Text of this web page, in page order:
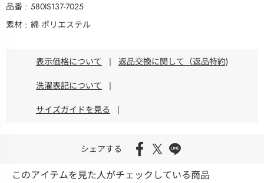
品番
580IS137-7025
素材
綿 ポリエステル
表示価格について | 返品交換に関して（返品特約)
洗濯表記について |
サイズガイドを見る |
シェアする
このアイテムを見た人がチェックしている商品